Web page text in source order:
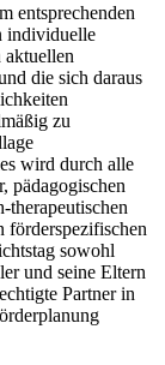
entsprechenden
individuelle
aktuellen
die sich daraus
zu
wird durch alle
pädagogischen
förderspezifischen
sowohl
und seine Eltern
Partner in